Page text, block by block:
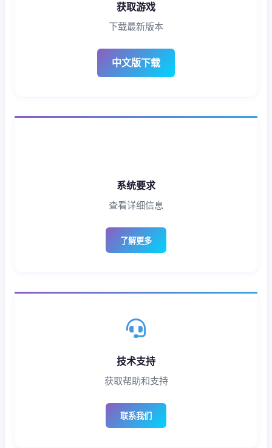
获取游戏
下载最新版本
中文版下载
系统要求
查看详细信息
了解更多
技术支持
获取帮助和支持
联系我们